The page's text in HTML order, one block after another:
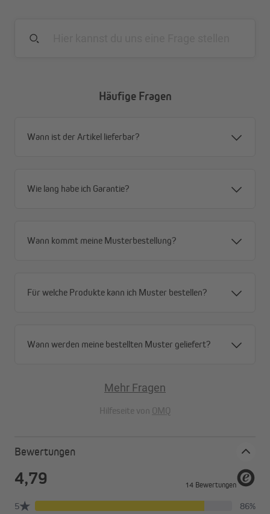
Häufige Fragen
Wann ist der Artikel lieferbar?
Wie lang habe ich Garantie?
Wann kommt meine Musterbestellung?
Für welche Produkte kann ich Muster bestellen?
Wann werden meine bestellten Muster geliefert?
Mehr Fragen
Hilfeseite von OMQ
Bewertungen